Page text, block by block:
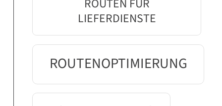
ROUTEN FÜR
LIEFERDIENSTE
ROUTENOPTIMIERUNG